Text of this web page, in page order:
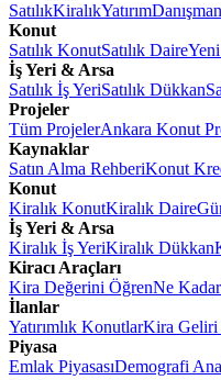
SatılıkKiralıkYatırım
Konut
Satılık KonutSatılık Daire
İş Yeri & Arsa
Satılık İş YeriSatılık Dükkan
Projeler
Tüm ProjelerAnkara Konut
Kaynaklar
Satın Alma RehberiKonut
Konut
Kiralık KonutKiralık Daire
İş Yeri & Arsa
Kiralık İş YeriKiralık Dükkan
Kiracı Araçları
Kira Değerini ÖğrenNe
İlanlar
Yatırımlık KonutlarKira Geliri
Piyasa
Emlak PiyasasıDemografi